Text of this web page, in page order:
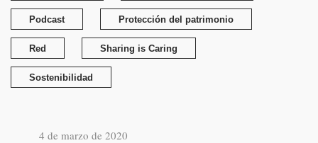
Podcast Protección del patrimonio
Red Sharing is Caring
Sostenibilidad
4 de marzo de 2020